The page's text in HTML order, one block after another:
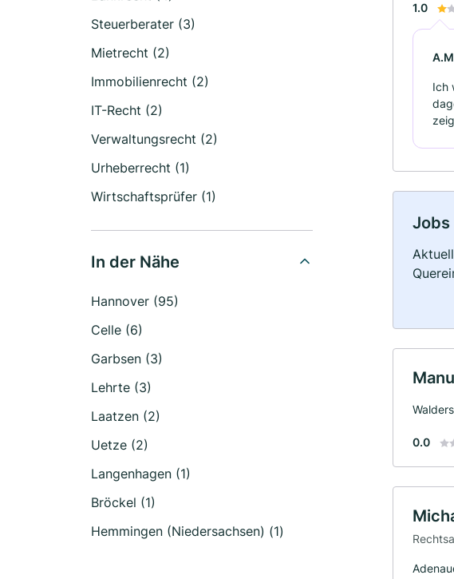
Steuerberater (3)
Mietrecht (2)
Immobilienrecht (2)
IT-Recht (2)
Verwaltungsrecht (2)
Urheberrecht (1)
Wirtschaftsprüfer (1)
In der Nähe
Hannover (95)
Celle (6)
Garbsen (3)
Lehrte (3)
Laatzen (2)
Uetze (2)
Langenhagen (1)
Bröckel (1)
Hemmingen (Niedersachsen) (1)
1.0
A.M
Ich
Jobs
0.0